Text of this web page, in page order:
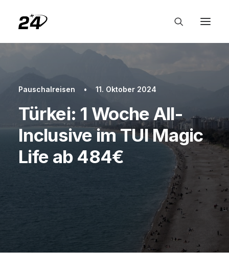
Pauschalreisen • 11. Oktober 2024
Türkei: 1 Woche All-
Inclusive im TUI Magic
Life ab 484€